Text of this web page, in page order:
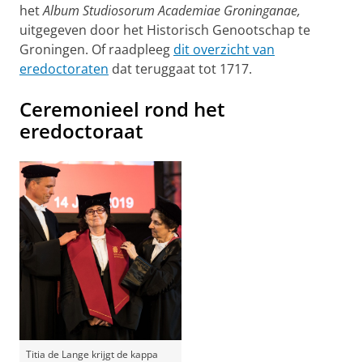
hetAlbum Studiosorum Academiae Groninganae,
uitgegeven door het Historisch Genootschap te
Groningen. Of raadpleegdit overzicht van
eredoctoraten dat teruggaat tot 1717.
Ceremonieel rond het
eredoctoraat
Titia de Lange krijgt de kappa